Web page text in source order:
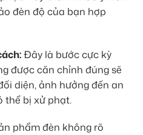
đèn độ của bạn hợp
Đây là bước cực kỳ
được căn chỉnh đúng sẽ
diện, ảnh hưởng đến an
thể bị xử phạt.
phẩm đèn không rõ